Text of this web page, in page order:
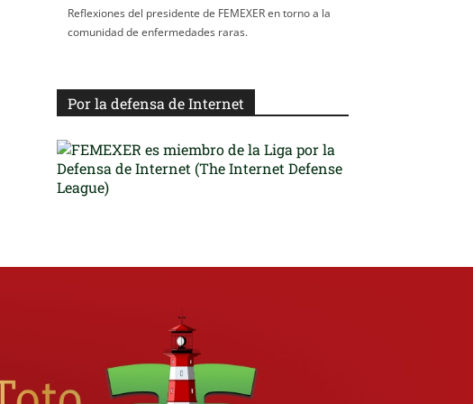
Reflexiones del presidente de FEMEXER en torno a la
comunidad de enfermedades raras.
Por la defensa de Internet